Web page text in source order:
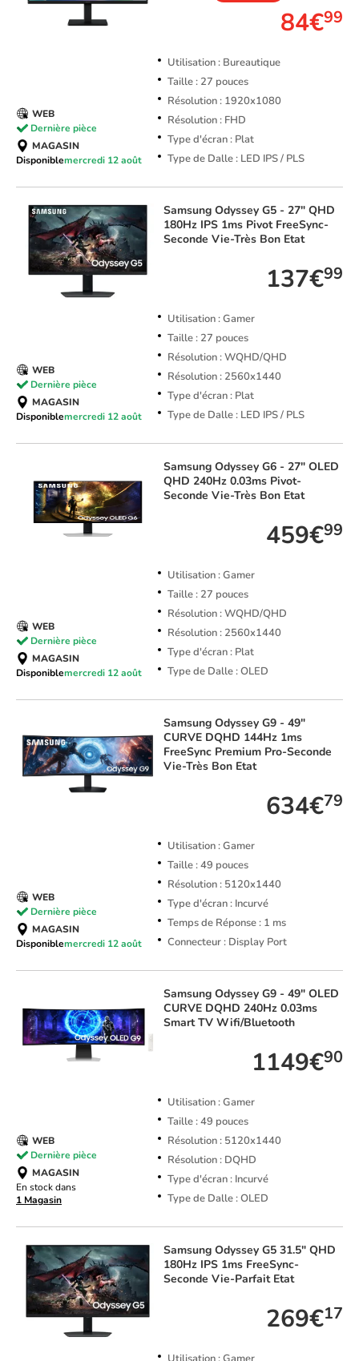
84€99
Utilisation : Bureautique
Taille : 27 pouces
Résolution : 1920x1080
Résolution : FHD
Type d'écran : Plat
Type de Dalle : LED IPS / PLS
WEB
Dernière pièce
MAGASIN
Disponiblemercredi 12 août
Samsung Odyssey G5 - 27" QHD
180Hz IPS 1ms Pivot FreeSync-
Seconde Vie-Très Bon Etat
137€99
Utilisation : Gamer
Taille : 27 pouces
Résolution : WQHD/QHD
Résolution : 2560x1440
Type d'écran : Plat
Type de Dalle : LED IPS / PLS
WEB
Dernière pièce
MAGASIN
Disponiblemercredi 12 août
Samsung Odyssey G6 - 27" OLED
QHD 240Hz 0.03ms Pivot-
Seconde Vie-Très Bon Etat
459€99
Utilisation : Gamer
Taille : 27 pouces
Résolution : WQHD/QHD
Résolution : 2560x1440
Type d'écran : Plat
Type de Dalle : OLED
WEB
Dernière pièce
MAGASIN
Disponiblemercredi 12 août
Samsung Odyssey G9 - 49"
CURVE DQHD 144Hz 1ms
FreeSync Premium Pro-Seconde
Vie-Très Bon Etat
634€79
Utilisation : Gamer
Taille : 49 pouces
Résolution : 5120x1440
Type d'écran : Incurvé
Temps de Réponse : 1 ms
Connecteur : Display Port
WEB
Dernière pièce
MAGASIN
Disponiblemercredi 12 août
Samsung Odyssey G9 - 49" OLED
CURVE DQHD 240Hz 0.03ms
Smart TV Wifi/Bluetooth
1149€90
Utilisation : Gamer
Taille : 49 pouces
Résolution : 5120x1440
Résolution : DQHD
Type d'écran : Incurvé
Type de Dalle : OLED
WEB
Dernière pièce
MAGASIN
En stock dans
1 Magasin
Samsung Odyssey G5 31.5" QHD
180Hz IPS 1ms FreeSync-
Seconde Vie-Parfait Etat
269€17